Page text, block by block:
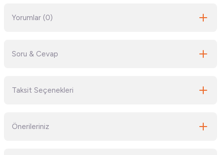
Yorumlar (0)
Soru & Cevap
Taksit Seçenekleri
Önerileriniz